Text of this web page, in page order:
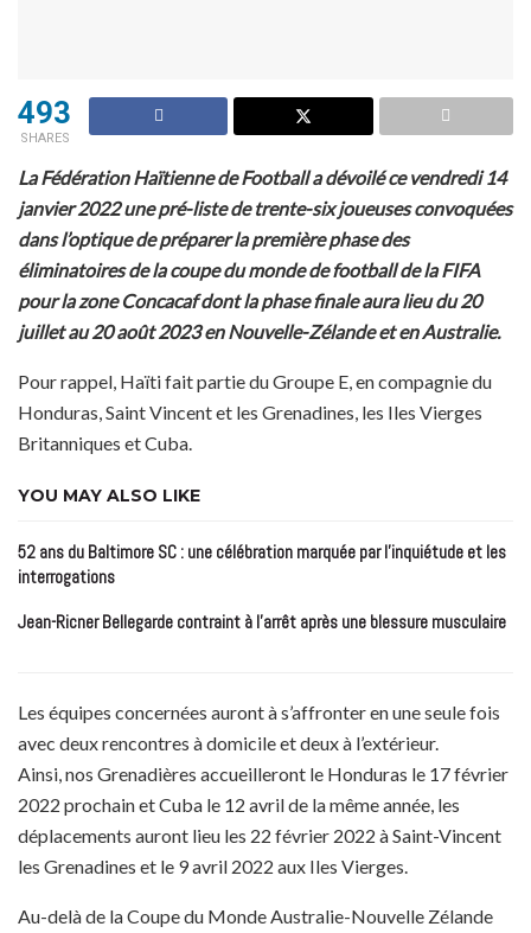
493
SHARES
La Fédération Haïtienne de Football a dévoilé ce vendredi 14
janvier 2022 une pré-liste de trente-six joueuses convoquées
dans l’optique de préparer la première phase des
éliminatoires de la coupe du monde de football de la FIFA
pour la zone Concacaf dont la phase finale aura lieu du 20
juillet au 20 août 2023 en Nouvelle-Zélande et en Australie.
Pour rappel, Haïti fait partie du Groupe E, en compagnie du
Honduras, Saint Vincent et les Grenadines, les Iles Vierges
Britanniques et Cuba.
YOU MAY ALSO LIKE
52 ans du Baltimore SC : une célébration marquée par l’inquiétude et les
interrogations
Jean-Ricner Bellegarde contraint à l’arrêt après une blessure musculaire
Les équipes concernées auront à s’affronter en une seule fois
avec deux rencontres à domicile et deux à l’extérieur.
Ainsi, nos Grenadières accueilleront le Honduras le 17 février
2022 prochain et Cuba le 12 avril de la même année, les
déplacements auront lieu les 22 février 2022 à Saint-Vincent
les Grenadines et le 9 avril 2022 aux Iles Vierges.
Au-delà de la Coupe du Monde Australie-Nouvelle Zélande